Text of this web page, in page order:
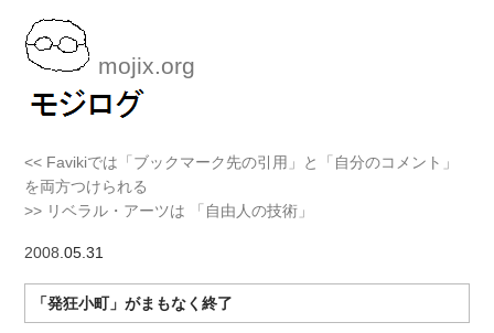
mojix.org
<< Favikiでは「ブックマーク先の引用」と「自分のコメント」
を両方つけられる
>> リベラル・アーツは 「自由人の技術」
2008 .05.31
「発狂小町」がまもなく終了